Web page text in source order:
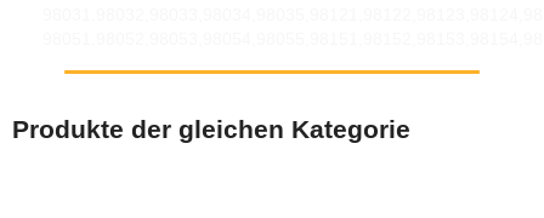
Produkte der gleichen Kategorie